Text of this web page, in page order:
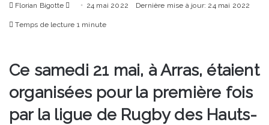
Florian Bigotte
Envoyer24 mai 2022 Dernière mise à jour: 24 mai 2022
Temps de lecture 1 minute
Ce samedi 21 mai, à Arras, étaient
organisées pour la première fois
par la ligue de Rugby des Hauts-